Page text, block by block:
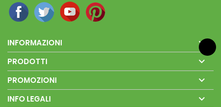
INFORMAZIONI 
PRODOTTI 
PROMOZIONI 
INFO LEGALI 